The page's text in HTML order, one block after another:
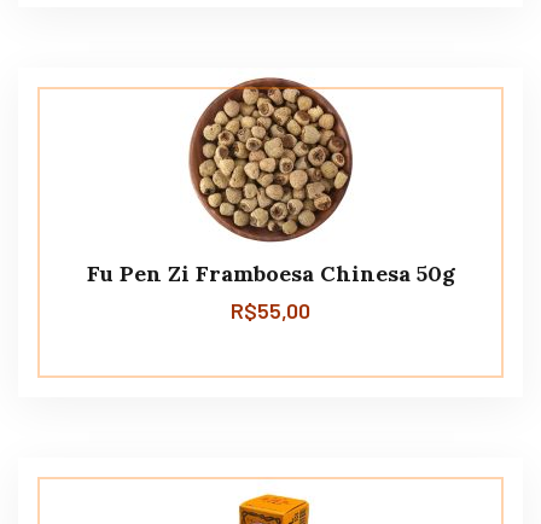
Fu Pen Zi Framboesa Chinesa 50g
R$55,00